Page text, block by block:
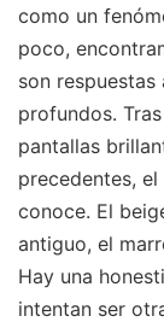
como un
poco,
son
profundos.
pantallas
precedentes,
conoce. El
antiguo, el
Hay una
intentan ser